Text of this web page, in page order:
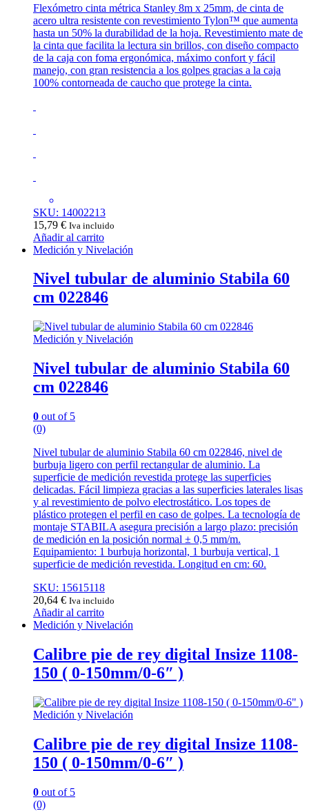
Flexómetro cinta métrica Stanley 8m x 25mm, de cinta de
acero ultra resistente con revestimiento Tylon™ que aumenta
hasta un 50% la durabilidad de la hoja. Revestimiento mate de
la cinta que facilita la lectura sin brillos, con diseño compacto
de la caja con foma ergonómica, máximo confort y fácil
manejo, con gran resistencia a los golpes gracias a la caja
100% contorneada de caucho que protege la cinta.
SKU: 14002213
15,79 € Iva incluido
Añadir al carrito
Medición y Nivelación
Nivel tubular de aluminio Stabila 60
cm 022846
Medición y Nivelación
Nivel tubular de aluminio Stabila 60
cm 022846
0 out of 5
(0)
Nivel tubular de aluminio Stabila 60 cm 022846, nivel de
burbuja ligero con perfil rectangular de aluminio. La
superficie de medición revestida protege las superficies
delicadas. Fácil limpieza gracias a las superficies laterales lisas
y al revestimiento de polvo electrostático. Los topes de
plástico protegen el perfil en caso de golpes. La tecnología de
montaje STABILA asegura precisión a largo plazo: precisión
de medición en la posición normal ± 0,5 mm/m.
Equipamiento: 1 burbuja horizontal, 1 burbuja vertical, 1
superficie de medición revestida. Longitud en cm: 60.
SKU: 15615118
20,64 € Iva incluido
Añadir al carrito
Medición y Nivelación
Calibre pie de rey digital Insize 1108-
150 ( 0-150mm/0-6″ )
Medición y Nivelación
Calibre pie de rey digital Insize 1108-
150 ( 0-150mm/0-6″ )
0 out of 5
(0)